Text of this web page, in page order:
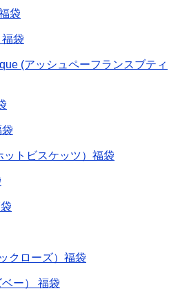
袋
袋
(アッシュペーフランスブティ
ットビスケッツ）福袋
クローズ）福袋
ー） 福袋